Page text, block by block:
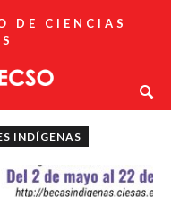
DE CIENCIAS
INDÍGENAS